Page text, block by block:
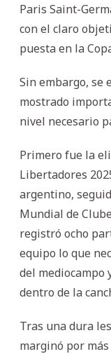
Paris Saint-
con el claro
puesta en la
Sin embargo, se
mostrado
nivel necesario
Primero fue la
Libertadores
argentino,
Mundial de
registró ocho
equipo lo que
del mediocampo
dentro de la
Tras una dura
marginó por